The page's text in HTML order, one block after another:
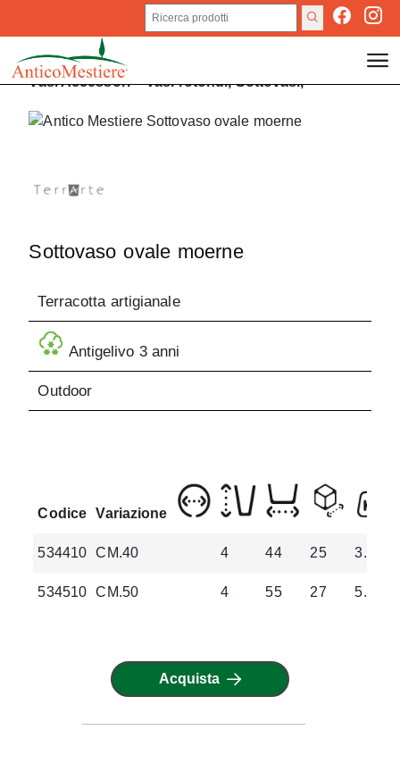
VasiAccessori>Vasi rotondi,Sottovasi,
Sottovaso ovale moerne
Terracotta artigianale
Antigelivo 3 anni
Outdoor
Codice Variazione
534410 CM.40 4 44 25 3.3
534510 CM.50 4 55 27 5.8
Acquista